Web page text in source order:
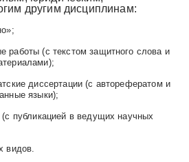
другим дисциплинам:
работы (с текстом защитного слова и
диссертации (с авторефератом и
языки);
публикацией в ведущих научных
видов.